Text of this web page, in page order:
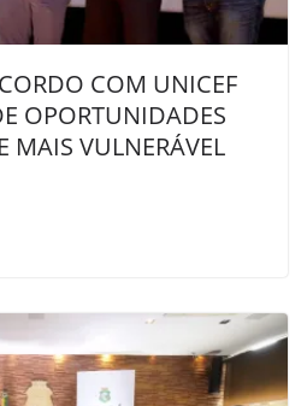
COM UNICEF
OPORTUNIDADES
MAIS VULNERÁVEL